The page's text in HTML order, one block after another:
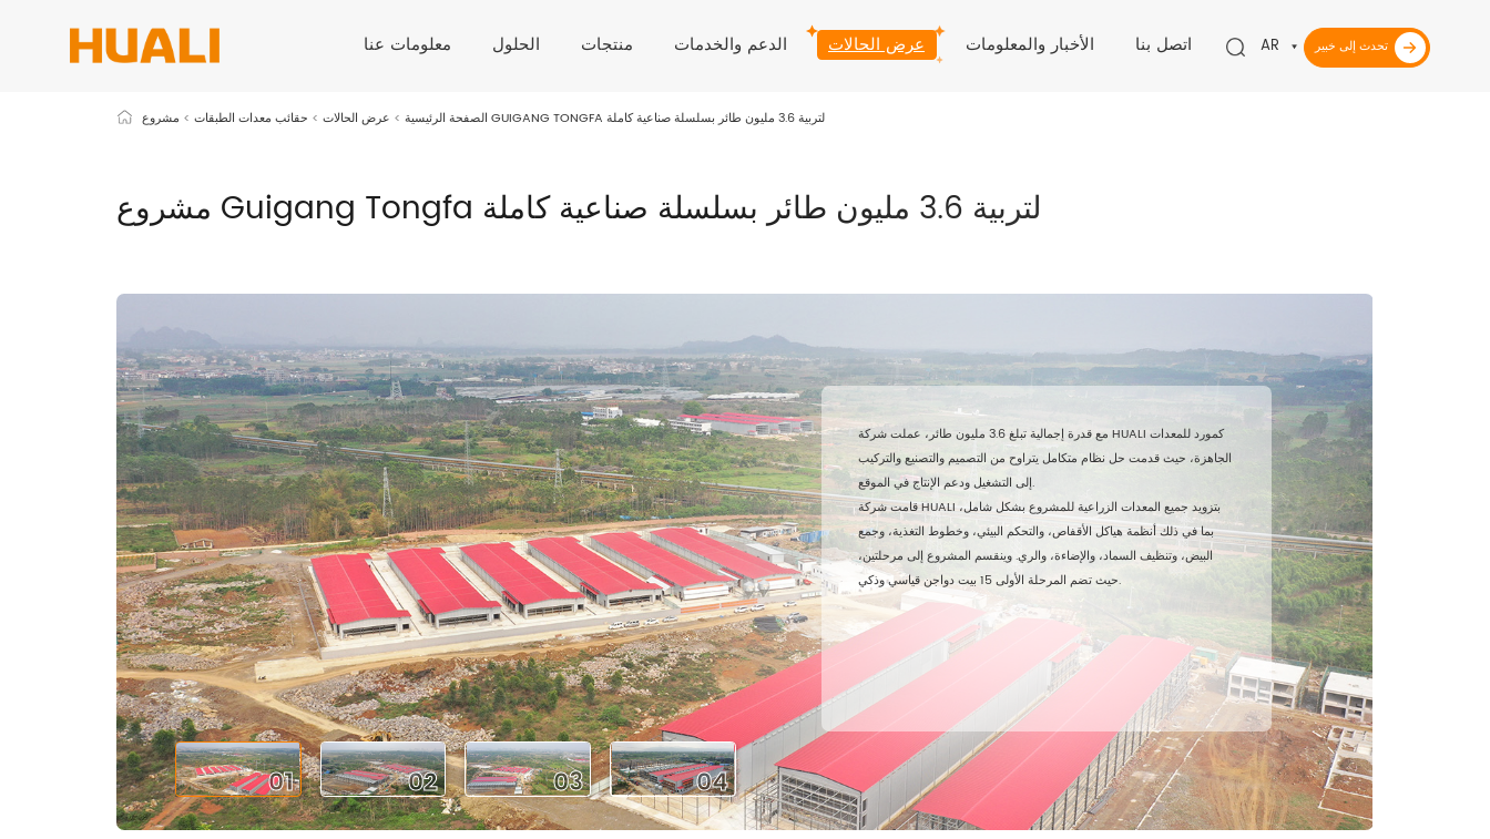
AR معلومات عنا الحلول منتجات الدعم والخدمات عرض الحالات الأخبار والمعلومات اتصل بنا
الصفحة الرئيسية > عرض الحالات > حقائب معدات الطبقات > مشروع GUIGANG TONGFA لتربية 3.6 مليون طائر بسلسلة صناعية كاملة
مشروع Guigang Tongfa لتربية 3.6 مليون طائر بسلسلة صناعية كاملة
01 02 03 04
مع قدرة إجمالية تبلغ 3.6 مليون طائر، عملت شركة HUALI كمورد للمعدات
الجاهزة، حيث قدمت حل نظام متكامل يتراوح من التصميم والتصنيع والتركيب
إلى التشغيل ودعم الإنتاج في الموقع.
قامت شركة HUALI بتزويد جميع المعدات الزراعية للمشروع بشكل شامل،
بما في ذلك أنظمة هياكل الأقفاص، والتحكم البيئي، وخطوط التغذية، وجمع
البيض، وتنظيف السماد، والإضاءة، والري. وينقسم المشروع إلى مرحلتين،
حيث تضم المرحلة الأولى 15 بيت دواجن قياسي وذكي.